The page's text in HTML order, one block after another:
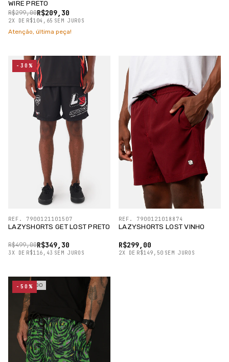
WIRE PRETO
R$209,30
R$299,00
2X DE R$104,65 SEM JUROS
Atenção, última peça!
LAZYSHORTS GET LOST PRETO
R$349,30
R$499,00
3X DE R$116,43 SEM JUROS
REF. 7900121101507
-30%
LAZYSHORTS LOST VINHO
R$299,00
2X DE R$149,50 SEM JUROS
REF. 7900121018874
ESGOTADO
-50%